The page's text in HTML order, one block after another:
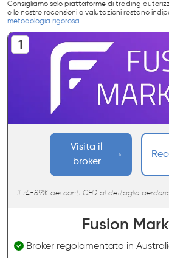
Consigliamo solo piattaforme di trading
e le nostre recensioni e valutazioni restano
metodologia rigorosa.
Visita il
broker
Il 74-89% dei conti CFD al dettaglio
Fusion
Broker regolamentato in